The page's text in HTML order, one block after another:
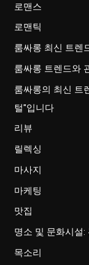
로맨스
로맨틱
룸싸롱 최신 트렌
룸싸롱 트렌드와
룸싸롱의 최신 트
털"입니다
리뷰
릴렉싱
마사지
마케팅
맛집
명소 및 문화시설:
목소리